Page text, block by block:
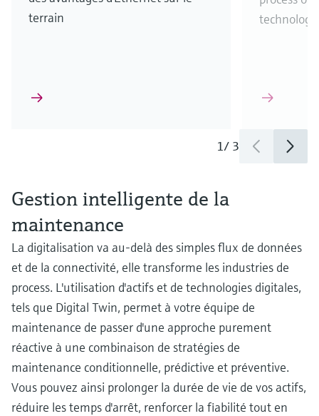
terrain
1/ 3
Gestion intelligente de la
maintenance
La digitalisation va au-delà des simples flux de données
et de la connectivité, elle transforme les industries de
process. L'utilisation d'actifs et de technologies digitales,
tels que Digital Twin, permet à votre équipe de
maintenance de passer d'une approche purement
réactive à une combinaison de stratégies de
maintenance conditionnelle, prédictive et préventive.
Vous pouvez ainsi prolonger la durée de vie de vos actifs,
réduire les temps d'arrêt, renforcer la fiabilité tout en